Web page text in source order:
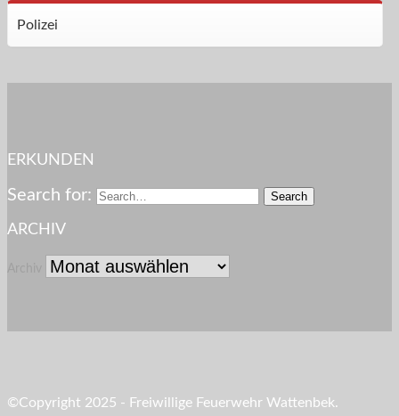
Polizei
ERKUNDEN
Search for:
ARCHIV
©Copyright 2025 - Freiwillige Feuerwehr Wattenbek.